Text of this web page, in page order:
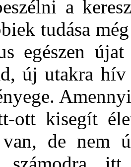
a
tudása
egészen
új utakra
kisegít
van, de nem